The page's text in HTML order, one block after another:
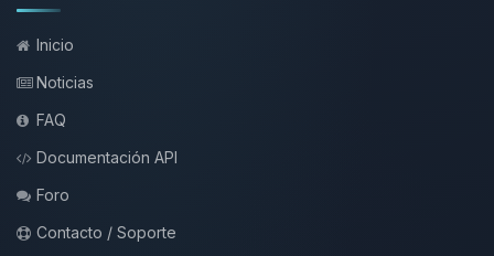
Inicio
Noticias
FAQ
Documentación API
Foro
Contacto / Soporte